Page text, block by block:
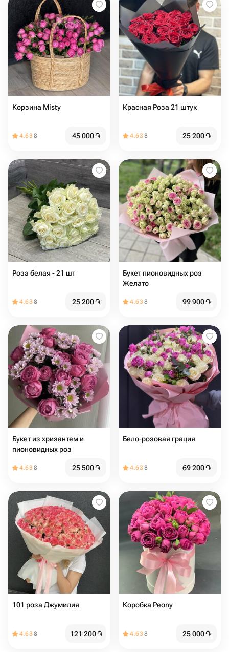
Корзина Misty
4.638 45 000֏
Красная Роза 21 штук
4.638 25 200֏
Роза белая - 21 шт
4.638 25 200֏
Букет пионовидных роз
Желато
4.638 99 900֏
Букет из хризантем и
пионовидных роз
4.638 25 500֏
Бело-розовая грация
4.638 69 200֏
101 роза Джумилия
4.638 121 200֏
Коробка Peony
4.638 25 000֏